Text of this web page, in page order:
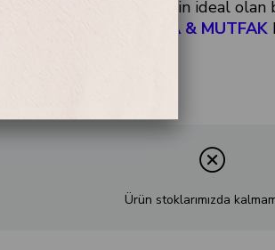
ikramlarınızı sergilemek için ideal
SOFRA & MUTFAK
Ürün stoklarımızda